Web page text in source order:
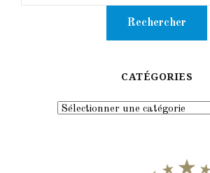
CATÉGORIES